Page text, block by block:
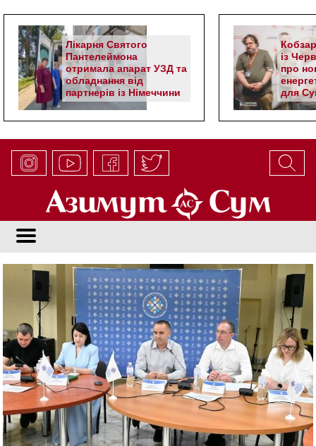
Лікарня Святого
Пантелеймона
отримала апарат УЗД та
обладнання від
партнерів із Німеччини
із
про
для